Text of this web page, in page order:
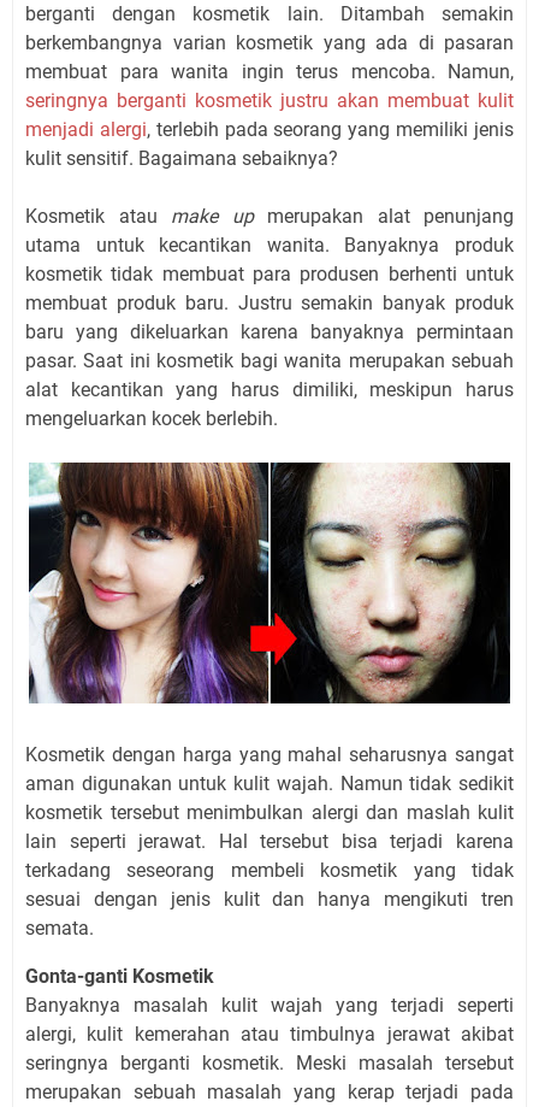
berganti dengan kosmetik lain. Ditambah semakin
berkembangnya varian kosmetik yang ada di pasaran
membuat para wanita ingin terus mencoba. Namun,
seringnya berganti kosmetik justru akan membuat kulit
menjadi alergi, terlebih pada seorang yang memiliki jenis
kulit sensitif. Bagaimana sebaiknya?
Kosmetik atau make upmerupakan alat penunjang
utama untuk kecantikan wanita. Banyaknya produk
kosmetik tidak membuat para produsen berhenti untuk
membuat produk baru. Justru semakin banyak produk
baru yang dikeluarkan karena banyaknya permintaan
pasar. Saat ini kosmetik bagi wanita merupakan sebuah
alat kecantikan yang harus dimiliki, meskipun harus
mengeluarkan kocek berlebih.
Kosmetik dengan harga yang mahal seharusnya sangat
aman digunakan untuk kulit wajah. Namun tidak sedikit
kosmetik tersebut menimbulkan alergi dan maslah kulit
lain seperti jerawat. Hal tersebut bisa terjadi karena
terkadang seseorang membeli kosmetik yang tidak
sesuai dengan jenis kulit dan hanya mengikuti tren
semata.
Gonta-ganti Kosmetik
Banyaknya masalah kulit wajah yang terjadi seperti
alergi, kulit kemerahan atau timbulnya jerawat akibat
seringnya berganti kosmetik. Meski masalah tersebut
merupakan sebuah masalah yang kerap terjadi pada